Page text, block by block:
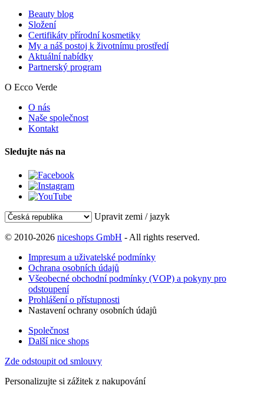
Beauty blog
Složení
Certifikáty přírodní kosmetiky
My a náš postoj k životnímu prostředí
Aktuální nabídky
Partnerský program
O Ecco Verde
O nás
Naše společnost
Kontakt
Sledujte nás na
Upravit zemi / jazyk
© 2010-2026 niceshops GmbH - All rights reserved.
Impresum a uživatelské podmínky
Ochrana osobních údajů
Všeobecné obchodní podmínky (VOP) a pokyny pro
odstoupení
Prohlášení o přístupnosti
Nastavení ochrany osobních údajů
Společnost
Další nice shops
Zde odstoupit od smlouvy
Personalizujte si zážitek z nakupování